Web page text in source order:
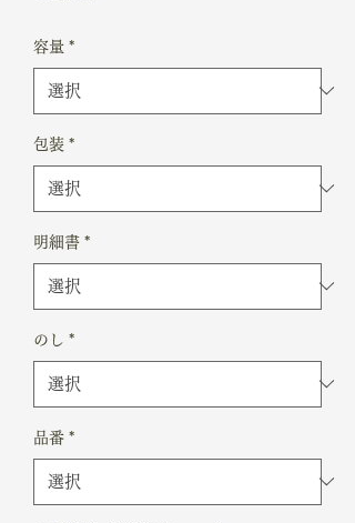
容量 *
包装 *
明細書 *
のし *
品番 *